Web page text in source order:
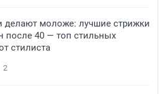
делают моложе: лучшие стрижки
после 40 — топ стильных
стилиста
2